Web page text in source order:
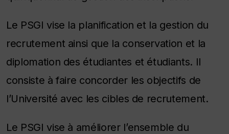
Le PSGI vise la planification et la gestion du
recrutement ainsi que la conservation et la
diplomation des étudiantes et étudiants. Il
consiste à faire concorder les objectifs de
l’Université avec les cibles de recrutement.
Le PSGI vise à améliorer l’ensemble du